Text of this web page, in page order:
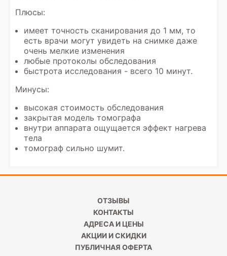
Плюсы:
имеет точность сканирования до 1 мм, то
есть врачи могут увидеть на снимке даже
очень мелкие изменения
любые протоколы обследования
быстрота исследования - всего 10 минут.
Минусы:
высокая стоимость обследования
закрытая модель томографа
внутри аппарата ощущается эффект нагрева
тела
томограф сильно шумит.
ОТЗЫВЫ
КОНТАКТЫ
АДРЕСА И ЦЕНЫ
АКЦИИ И СКИДКИ
ПУБЛИЧНАЯ ОФЕРТА